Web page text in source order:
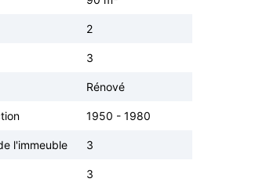
2
3
Rénové
1950 - 1980
l'immeuble 3
3